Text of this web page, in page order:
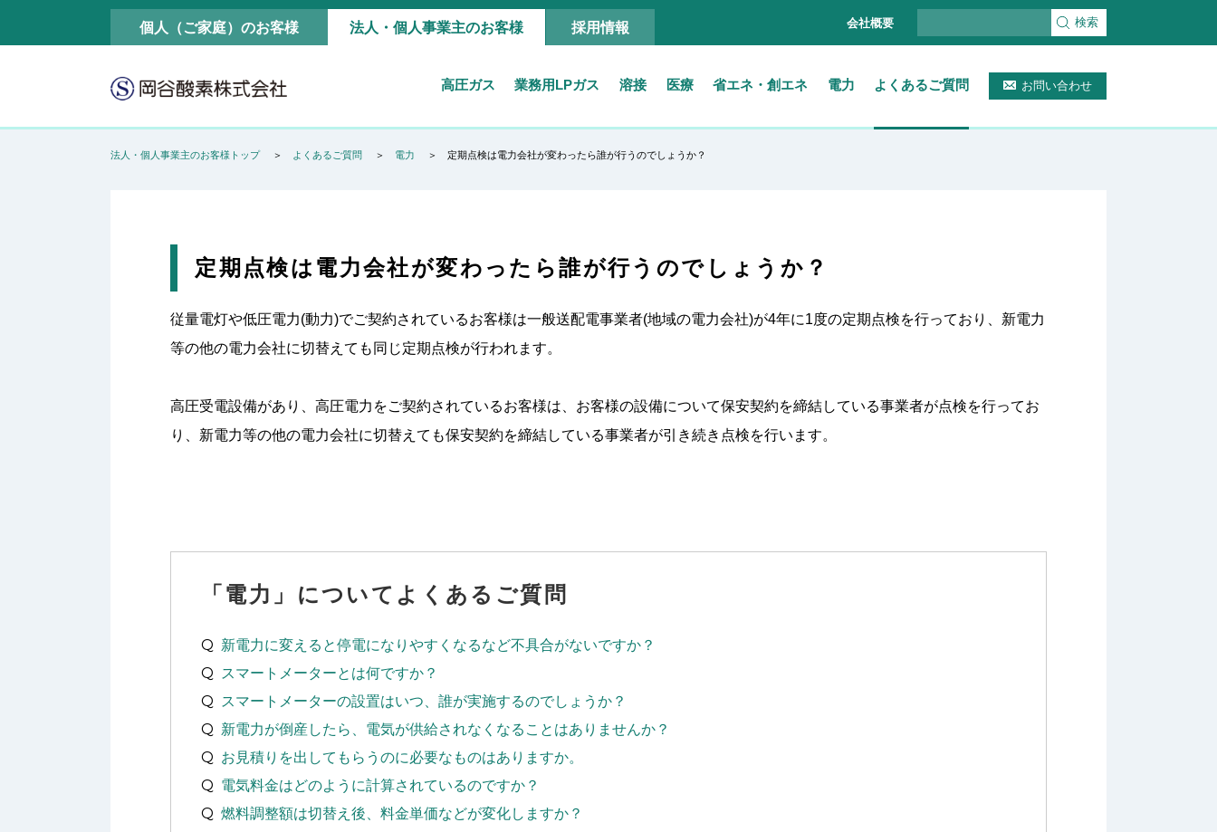
個人（ご家庭）のお客様 法人・個人事業主のお客様 採用情報 会社概要 検索
高圧ガス 業務用LPガス 溶接 医療 省エネ・創エネ 電力 よくあるご質問 お問い合わせ
法人・個人事業主のお客様トップ よくあるご質問 電力 定期点検は電力会社が変わったら誰が行うのでしょうか？
定期点検は電力会社が変わったら誰が行うのでしょうか？
従量電灯や低圧電力(動力)でご契約されているお客様は一般送配電事業者(地域の電力会社)が4年に1度の定期点検を行っており、新電力
等の他の電力会社に切替えても同じ定期点検が行われます。
高圧受電設備があり、高圧電力をご契約されているお客様は、お客様の設備について保安契約を締結している事業者が点検を行ってお
り、新電力等の他の電力会社に切替えても保安契約を締結している事業者が引き続き点検を行います。
「電力」についてよくあるご質問
新電力に変えると停電になりやすくなるなど不具合がないですか？
スマートメーターとは何ですか？
スマートメーターの設置はいつ、誰が実施するのでしょうか？
新電力が倒産したら、電気が供給されなくなることはありませんか？
お見積りを出してもらうのに必要なものはありますか。
電気料金はどのように計算されているのですか？
燃料調整額は切替え後、料金単価などが変化しますか？